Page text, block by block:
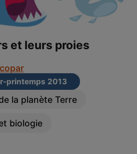
et leurs proies
printemps 2013
la planète Terre
biologie